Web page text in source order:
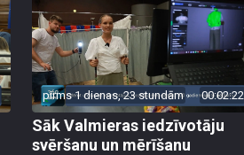
pirms 1 dienas, 23 stundām 00:02:22
Sāk Valmieras iedzīvotāju
svēršanu un mērīšanu